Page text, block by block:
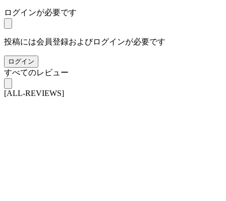
ログインが必要です
投稿には会員登録およびログインが必要です
ログイン
すべてのレビュー
[ALL-REVIEWS]